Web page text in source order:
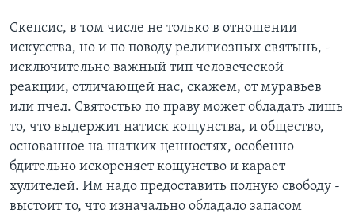
Скепсис, в том числе не только в отношении
искусства, но и по поводу религиозных святынь, -
исключительно важный тип человеческой
реакции, отличающей нас, скажем, от муравьев
или пчел. Святостью по праву может обладать лишь
то, что выдержит натиск кощунства, и общество,
основанное на шатких ценностях, особенно
бдительно искореняет кощунство и карает
хулителей. Им надо предоставить полную свободу -
выстоит то, что изначально обладало запасом